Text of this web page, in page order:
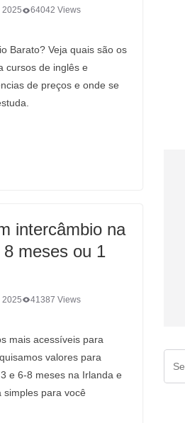
2025
64042 Views
Barato? Veja quais são os
cursos de inglês e
de preços e onde se
intercâmbio na
meses ou 1
2025
41387 Views
mais acessíveis para
valores para
e 6-8 meses na Irlanda e
para você